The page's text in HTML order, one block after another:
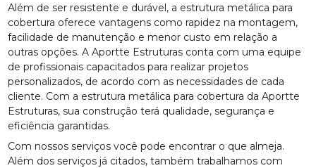
Além de ser resistente e durável, a estrutura metálica para
cobertura oferece vantagens como rapidez na montagem,
facilidade de manutenção e menor custo em relação a
outras opções. A Aportte Estruturas conta com uma equipe
de profissionais capacitados para realizar projetos
personalizados, de acordo com as necessidades de cada
cliente. Com a estrutura metálica para cobertura da Aportte
Estruturas, sua construção terá qualidade, segurança e
eficiência garantidas.
Com nossos serviços você pode encontrar o que almeja.
Além dos serviços já citados, também trabalhamos com